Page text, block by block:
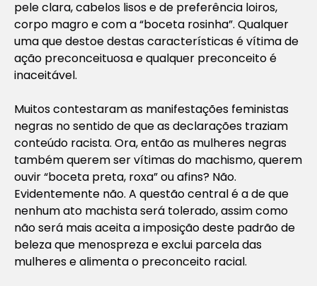
pele clara, cabelos lisos e de preferência loiros,
corpo magro e com a “boceta rosinha”. Qualquer
uma que destoe destas características é vítima de
ação preconceituosa e qualquer preconceito é
inaceitável.
Muitos contestaram as manifestações feministas
negras no sentido de que as declarações traziam
conteúdo racista. Ora, então as mulheres negras
também querem ser vítimas do machismo, querem
ouvir “boceta preta, roxa” ou afins? Não.
Evidentemente não. A questão central é a de que
nenhum ato machista será tolerado, assim como
não será mais aceita a imposição deste padrão de
beleza que menospreza e exclui parcela das
mulheres e alimenta o preconceito racial.